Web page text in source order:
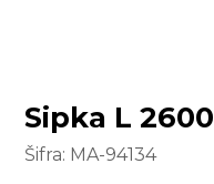
Sipka L 2600
Šifra: MA-94134